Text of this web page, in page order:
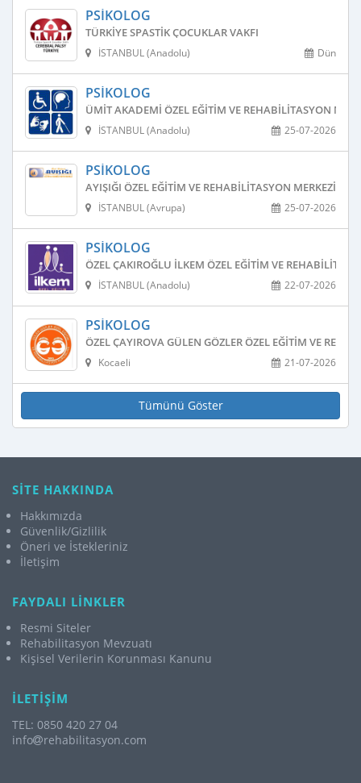
PSIKOLOG
TÜRKIYE SPASTIK ÇOCUKLAR VAKFI
Dün
İSTANBUL (Anadolu)
PSIKOLOG
ÜMIT AKADEMI ÖZEL EĞITIM VE REHABILITASYON
25-07-2026
İSTANBUL (Anadolu)
PSIKOLOG
AYIŞIĞI ÖZEL EĞITIM VE REHABILITASYON MERKEZI
25-07-2026
İSTANBUL (Avrupa)
PSIKOLOG
ÖZEL ÇAKIROĞLU İLKEM ÖZEL EĞITIM VE
22-07-2026
İSTANBUL (Anadolu)
PSIKOLOG
ÖZEL ÇAYIROVA GÜLEN GÖZLER ÖZEL EĞITIM VE
21-07-2026
Kocaeli
Tümünü Göster
SİTE HAKKINDA
Hakkımızda
Güvenlik/Gizlilik
Öneri ve İstekleriniz
İletişim
FAYDALI LİNKLER
Resmi Siteler
Rehabilitasyon Mevzuatı
Kişisel Verilerin Korunması Kanunu
İLETİŞİM
TEL: 0850 420 27 04
info
rehabilitasyon.com